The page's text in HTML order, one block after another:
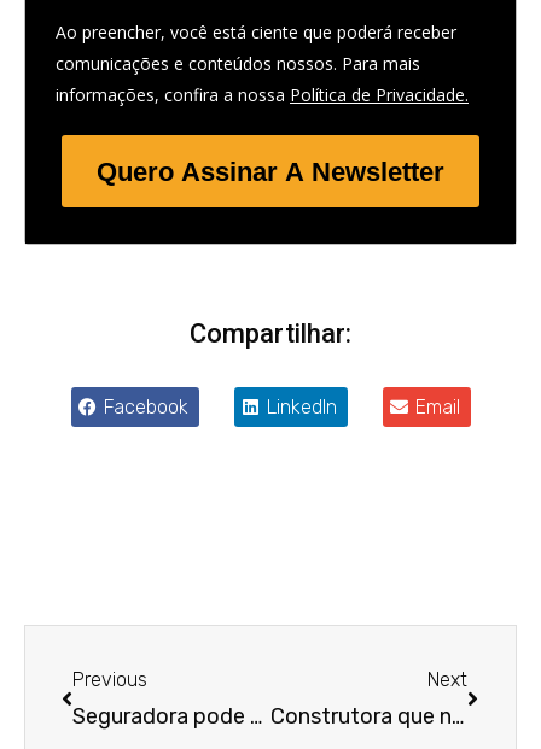
Ao preencher, você está ciente que poderá receber
comunicações e conteúdos nossos. Para mais
informações, confira a nossa Política de Privacidade.
Quero Assinar A Newsletter
Compartilhar:
Facebook LinkedIn Email
Previous
Seguradora pode não cobrir acidente de trabalho anterior à contratação, mesmo sem exigir exames prévios
Next
Construtora que não concedeu licença-maternidade deve indenizar trabalhadora em mais de R$ 150 mil